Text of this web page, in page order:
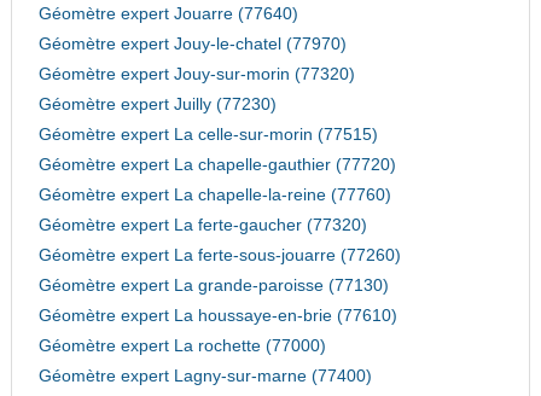
Géomètre expert Jouarre (77640)
Géomètre expert Jouy-le-chatel (77970)
Géomètre expert Jouy-sur-morin (77320)
Géomètre expert Juilly (77230)
Géomètre expert La celle-sur-morin (77515)
Géomètre expert La chapelle-gauthier (77720)
Géomètre expert La chapelle-la-reine (77760)
Géomètre expert La ferte-gaucher (77320)
Géomètre expert La ferte-sous-jouarre (77260)
Géomètre expert La grande-paroisse (77130)
Géomètre expert La houssaye-en-brie (77610)
Géomètre expert La rochette (77000)
Géomètre expert Lagny-sur-marne (77400)